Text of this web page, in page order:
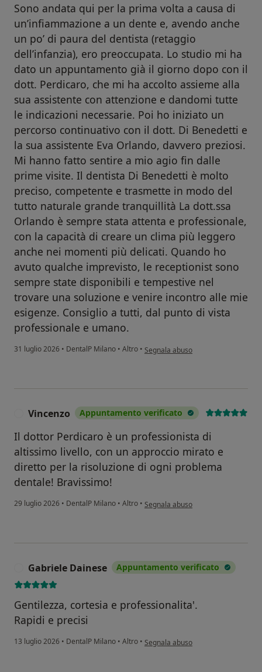
Sono andata qui per la prima volta a causa di
un’infiammazione a un dente e, avendo anche
un po’ di paura del dentista (retaggio
dell’infanzia), ero preoccupata. Lo studio mi ha
dato un appuntamento già il giorno dopo con il
dott. Perdicaro, che mi ha accolto assieme alla
sua assistente con attenzione e dandomi tutte
le indicazioni necessarie. Poi ho iniziato un
percorso continuativo con il dott. Di Benedetti e
la sua assistente Eva Orlando, davvero preziosi.
Mi hanno fatto sentire a mio agio fin dalle
prime visite. Il dentista Di Benedetti è molto
preciso, competente e trasmette in modo del
tutto naturale grande tranquillità La dott.ssa
Orlando è sempre stata attenta e professionale,
con la capacità di creare un clima più leggero
anche nei momenti più delicati. Quando ho
avuto qualche imprevisto, le receptionist sono
sempre state disponibili e tempestive nel
trovare una soluzione e venire incontro alle mie
esigenze. Consiglio a tutti, dal punto di vista
professionale e umano.
31 luglio 2026 • DentalP Milano • Altro • secondo l'opinione dell'utente Y.
Segnala abuso
Vincenzo Appuntamento verificato
Il dottor Perdicaro è un professionista di
altissimo livello, con un approccio mirato e
diretto per la risoluzione di ogni problema
dentale! Bravissimo!
29 luglio 2026 • DentalP Milano • Altro • secondo l'opinione dell'utente
Segnala abuso
Gabriele Dainese Appuntamento verificato
Gentilezza, cortesia e professionalita'.
Rapidi e precisi
13 luglio 2026 • DentalP Milano • Altro • secondo l'opinione dell'utente
Segnala abuso